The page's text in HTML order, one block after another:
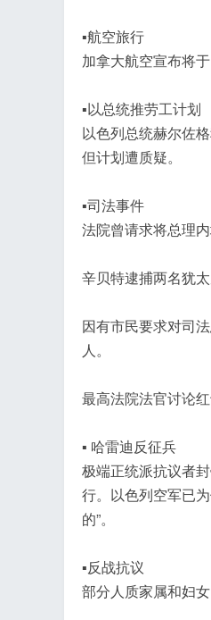
▪航空旅行
加拿大航空宣布将
▪以总统推劳工计划
以色列总统赫尔佐
但计划遭质疑。
▪司法事件
法院曾请求将总理
辛贝特逮捕两名犹
因有市民要求对司
人。
最高法院法官讨论
▪ 哈雷迪反征兵
极端正统派抗议者
行。以色列空军已
的”。
▪反战抗议
部分人质家属和妇